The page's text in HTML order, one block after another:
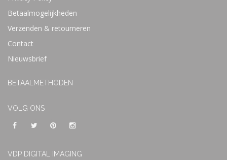
Betaalmogelijkheden
Verzenden & retourneren
Contact
Nieuwsbrief
BETAALMETHODEN
VOLG ONS
VDP DIGITAL IMAGING